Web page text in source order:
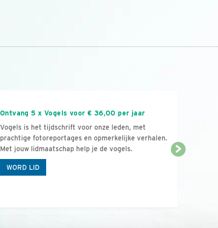
Ontvang 5 x Vogels voor € 36,00 per jaar
Vogels is het tijdschrift voor onze leden, met
prachtige fotoreportages en opmerkelijke verhalen.
Met jouw lidmaatschap help je de vogels.
WORD LID